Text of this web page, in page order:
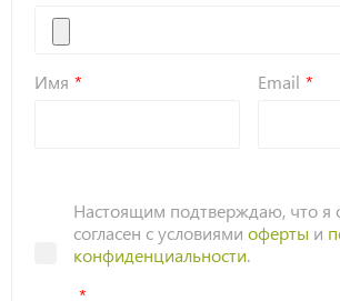
Имя Email
Настоящим подтверждаю, что я
согласен с условиями оферты и
конфиденциальности.